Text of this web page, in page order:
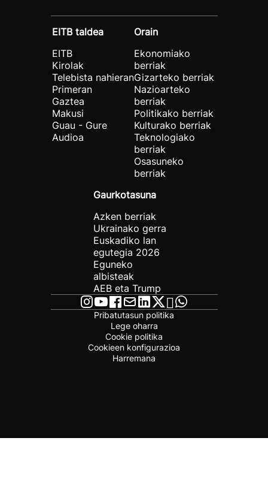
EITB taldea
EITB
Kirolak
Telebista nahieran
Primeran
Gaztea
Makusi
Guau - Gure
Audioa
Orain
Ekonomiako
berriak
Gizarteko berriak
Nazioarteko
berriak
Politikako berriak
Kulturako berriak
Teknologiako
berriak
Osasuneko
berriak
Gaurkotasuna
Azken berriak
Ukrainako gerra
Euskadiko lan
egutegia 2026
Eguneko
albisteak
AEB eta Trump
Pribatutasun politika
Lege oharra
Cookie politika
Cookieen konfigurazioa
Harremana